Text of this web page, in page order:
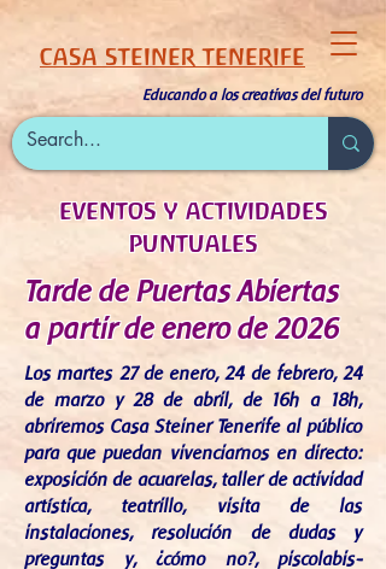
CASA STEINER TENERIFE
Educando a los creativas del futuro
eventos y actividades
puntuales
Tarde de Puertas Abiertas
a partir de enero de 2026
Los martes 27 de enero, 24 de febrero, 24
de marzo y 28 de abril, de 16h a 18h,
abriremos Casa Steiner Tenerife al público
para que puedan vivenciarnos en directo:
exposición de acuarelas, taller de actividad
artística, teatrillo, visita de las
instalaciones, resolución de dudas y
preguntas y, ¿cómo no?, piscolabis-